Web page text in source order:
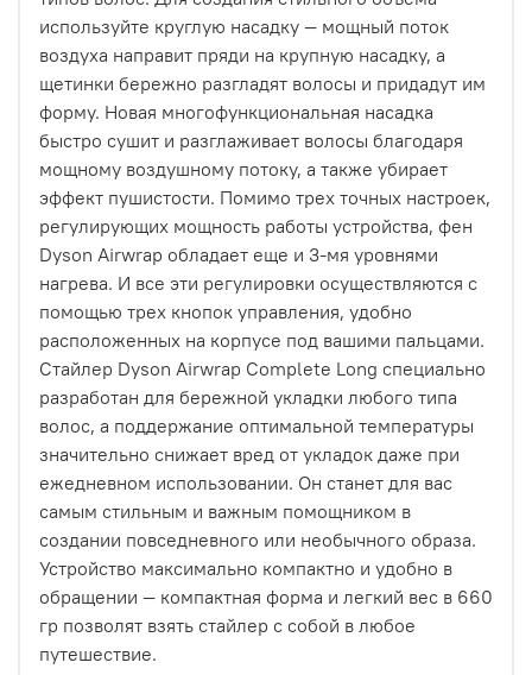
используйте круглую насадку — мощный поток
воздуха направит пряди на крупную насадку, а
щетинки бережно разгладят волосы и придадут им
форму. Новая многофункциональная насадка
быстро сушит и разглаживает волосы благодаря
мощному воздушному потоку, а также убирает
эффект пушистости. Помимо трех точных настроек,
регулирующих мощность работы устройства, фен
Dyson Airwrap обладает еще и 3-мя уровнями
нагрева. И все эти регулировки осуществляются с
помощью трех кнопок управления, удобно
расположенных на корпусе под вашими пальцами.
Стайлер Dyson Airwrap Complete Long специально
разработан для бережной укладки любого типа
волос, а поддержание оптимальной температуры
значительно снижает вред от укладок даже при
ежедневном использовании. Он станет для вас
самым стильным и важным помощником в
создании повседневного или необычного образа.
Устройство максимально компактно и удобно в
обращении — компактная форма и легкий вес в 660
гр позволят взять стайлер с собой в любое
путешествие.